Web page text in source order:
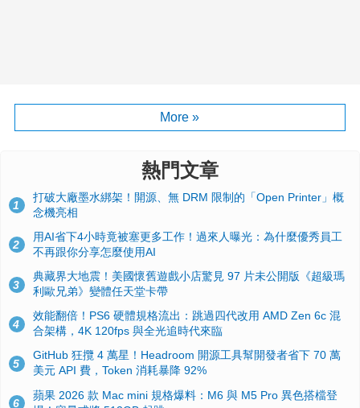
More »
熱門文章
1
打破大廠墨水綁架！開源、無 DRM 限制的「Open Printer」概
念機亮相
2
用AI省下4小時竟被塞更多工作！過來人曝光：為什麼優秀員工
不再跟你分享怎麼使用AI
3
典藏界大地震！美國懷舊遊戲小店驚見 97 片未公開版《超級瑪
利歐兄弟》變體任天堂卡帶
4
效能翻倍！PS6 硬體規格流出：跳過四代改用 AMD Zen 6c 混
合架構，4K 120fps 與全光追時代來臨
5
GitHub 狂攬 4 萬星！Headroom 開源工具幫開發者省下 70 萬
美元 API 費，Token 消耗暴降 92%
6
蘋果 2026 款 Mac mini 規格爆料：M6 與 M5 Pro 異色搭檔登